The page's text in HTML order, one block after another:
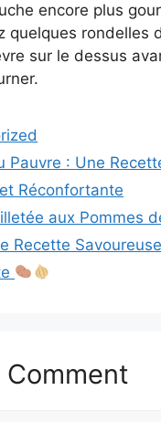
encore plus
quelques rondelles
sur le dessus
Pauvre : Une
Réconfortante
aux Pommes
Recette
Comment